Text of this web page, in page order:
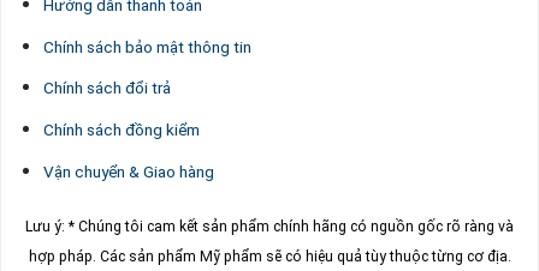
Hướng dẫn thanh toán
Chính sách bảo mật thông tin
Chính sách đổi trả
Chính sách đồng kiểm
Vận chuyển & Giao hàng
Lưu ý: * Chúng tôi cam kết sản phẩm chính hãng có nguồn gốc rõ ràng và
hợp pháp. Các sản phẩm Mỹ phẩm sẽ có hiệu quả tùy thuộc từng cơ địa.